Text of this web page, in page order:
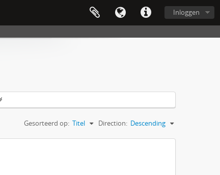
Inloggen
Gesorteerd op: Titel Direction: Descending